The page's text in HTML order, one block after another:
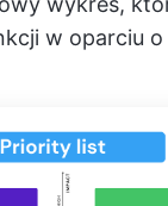
w oparciu o